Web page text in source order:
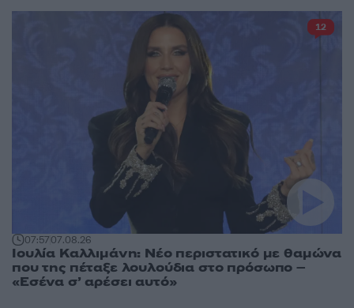
07:5707.08.26
Ιουλία Καλλιμάνη: Νέο περιστατικό με θαμώνα
που της πέταξε λουλούδια στο πρόσωπο –
«Εσένα σ’ αρέσει αυτό»
12